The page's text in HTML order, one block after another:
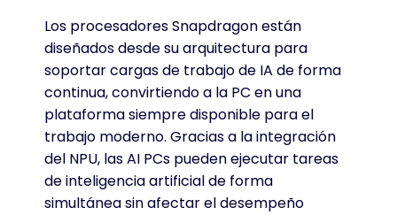
Los procesadores Snapdragon están
diseñados desde su arquitectura para
soportar cargas de trabajo de IA de forma
continua, convirtiendo a la PC en una
plataforma siempre disponible para el
trabajo moderno. Gracias a la integración
del NPU, las AI PCs pueden ejecutar tareas
de inteligencia artificial de forma
simultánea sin afectar el desempeño